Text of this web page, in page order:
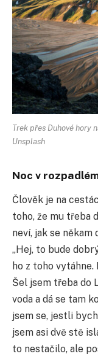
Trek přes Duhové hory
Unsplash
Noc v
Člověk je na
toho, že mu třeba
neví, jak se
„Hej, to bude
ho z toho
Šel jsem třeba do
voda a dá se tam
jsem se, jestli
jsem asi dvě stě
to nestačilo, ale